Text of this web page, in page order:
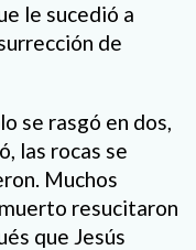
le sucedió a
de
se rasgó en dos,
las rocas se
Muchos
resucitaron
que Jesús